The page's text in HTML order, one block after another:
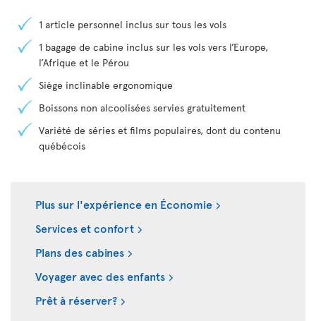
1 article personnel inclus sur tous les vols
1 bagage de cabine inclus sur les vols vers l’Europe,
l’Afrique et le Pérou
Siège inclinable ergonomique
Boissons non alcoolisées servies gratuitement
Variété de séries et films populaires, dont du contenu
québécois
Plus sur l'expérience en Économie
Services et confort
Plans des cabines
Voyager avec des enfants
Prêt à réserver?